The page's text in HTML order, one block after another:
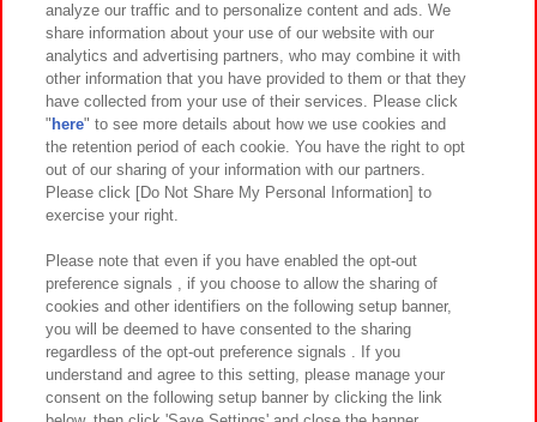
イベント・キャンペーン
関連会社 サステナビリティ サイトポリシー
プライバシーポリシー ウェブアクセシビリティ方針と検証結果
お取引先さまとともに
カスタマーハラスメント対応方針 よくあるご質問・お問い合わせ
analyze our traffic and to personalize content and ads. We
share information about your use of our website with our
analytics and advertising partners, who may combine it with
other information that you have provided to them or that they
have collected from your use of their services. Please click
" here" to see more details about how we use cookies and
the retention period of each cookie. You have the right to opt
out of our sharing of your information with our partners.
Please click [Do Not Share My Personal Information] to
exercise your right.
Please note that even if you have enabled the opt-out
preference signals , if you choose to allow the sharing of
cookies and other identifiers on the following setup banner,
you will be deemed to have consented to the sharing
regardless of the opt-out preference signals . If you
understand and agree to this setting, please manage your
consent on the following setup banner by clicking the link